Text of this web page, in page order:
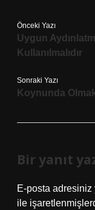
Önceki Yazı
Uygun
Kullanılmalıdır
Sonraki Yazı
Koynunda
Bir yanıt
E-posta adresiniz
ile